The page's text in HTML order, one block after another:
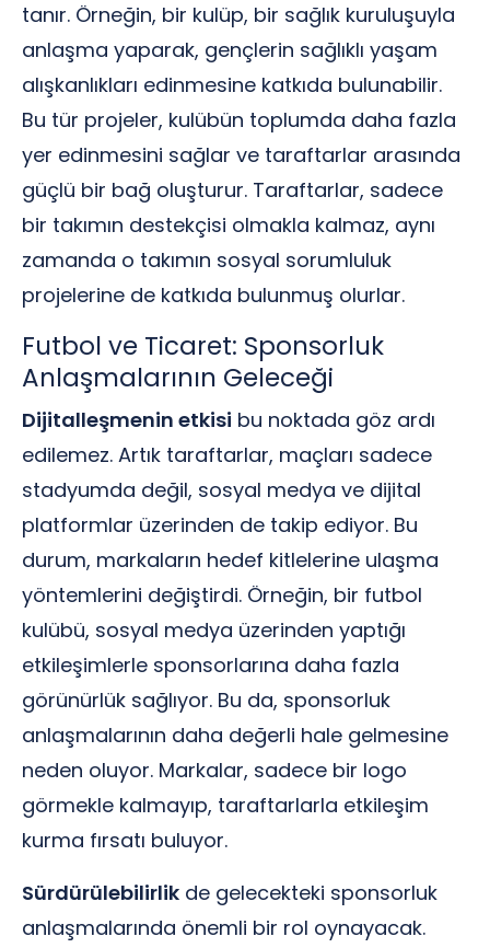
tanır. Örneğin, bir kulüp, bir sağlık kuruluşuyla
anlaşma yaparak, gençlerin sağlıklı yaşam
alışkanlıkları edinmesine katkıda bulunabilir.
Bu tür projeler, kulübün toplumda daha fazla
yer edinmesini sağlar ve taraftarlar arasında
güçlü bir bağ oluşturur. Taraftarlar, sadece
bir takımın destekçisi olmakla kalmaz, aynı
zamanda o takımın sosyal sorumluluk
projelerine de katkıda bulunmuş olurlar.
Futbol ve Ticaret: Sponsorluk
Anlaşmalarının Geleceği
Dijitalleşmenin etkisi bu noktada göz ardı
edilemez. Artık taraftarlar, maçları sadece
stadyumda değil, sosyal medya ve dijital
platformlar üzerinden de takip ediyor. Bu
durum, markaların hedef kitlelerine ulaşma
yöntemlerini değiştirdi. Örneğin, bir futbol
kulübü, sosyal medya üzerinden yaptığı
etkileşimlerle sponsorlarına daha fazla
görünürlük sağlıyor. Bu da, sponsorluk
anlaşmalarının daha değerli hale gelmesine
neden oluyor. Markalar, sadece bir logo
görmekle kalmayıp, taraftarlarla etkileşim
kurma fırsatı buluyor.
Sürdürülebilirlik de gelecekteki sponsorluk
anlaşmalarında önemli bir rol oynayacak.